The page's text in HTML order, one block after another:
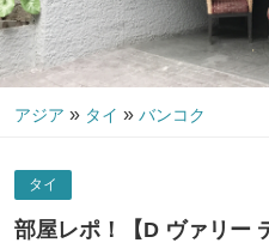
アジア » タイ » バンコク
タイ
部屋レポ！【D ヴァリー